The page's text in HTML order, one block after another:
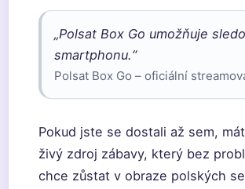
„Polsat Box Go umožňuje
smartphonu.“
Polsat Box Go – oficiální
Pokud jste se dostali až sem,
živý zdroj zábavy, který bez
chce zůstat v obraze polských